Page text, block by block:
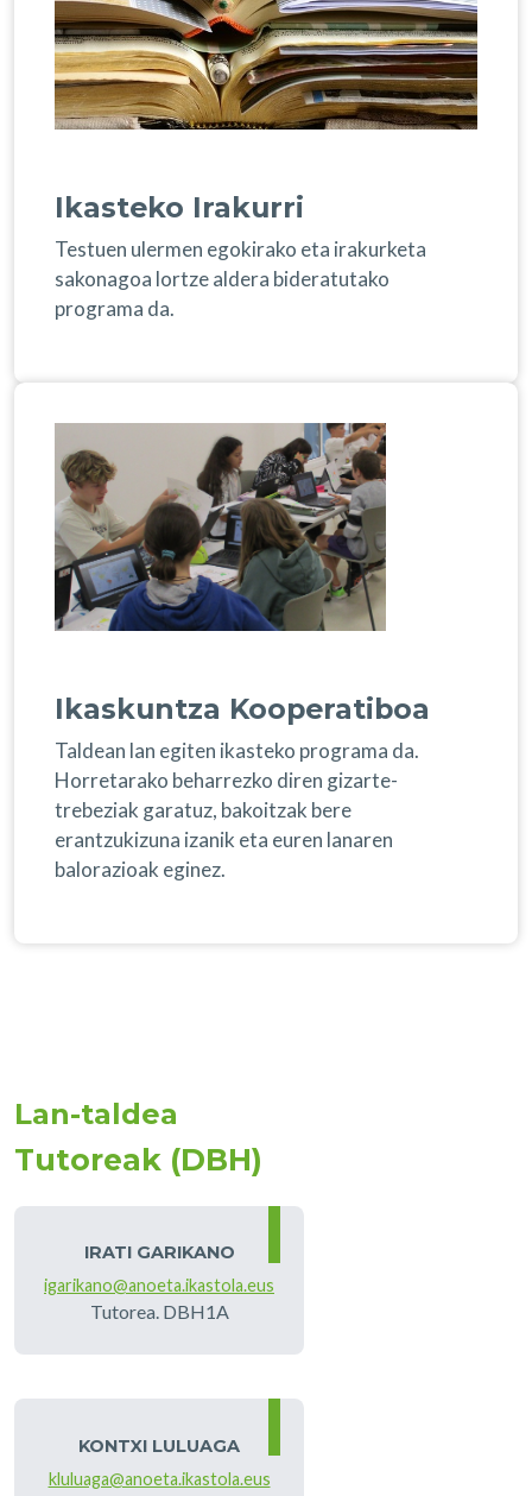
Ikasteko Irakurri
Testuen ulermen egokirako eta irakurketa
sakonagoa lortze aldera bideratutako
programa da.
Ikaskuntza Kooperatiboa
Taldean lan egiten ikasteko programa da.
Horretarako beharrezko diren gizarte-
trebeziak garatuz, bakoitzak bere
erantzukizuna izanik eta euren lanaren
balorazioak eginez.
Lan-taldea
Tutoreak (DBH)
IRATI GARIKANO
igarikano@anoeta.ikastola.eus
Tutorea. DBH1A
KONTXI LULUAGA
kluluaga@anoeta.ikastola.eus